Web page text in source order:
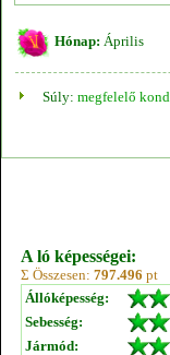
Hónap: Április
Súly: megfelelő
A ló képességei:
Σ Összesen: 797.496 pt
Állóképesség:
Sebesség:
Jármód: